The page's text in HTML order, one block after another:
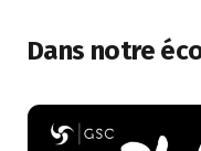
Dans notre